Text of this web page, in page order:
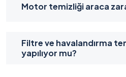
Motor temizliği araca
Filtre ve havalandırma
yapılıyor mu?